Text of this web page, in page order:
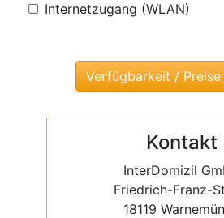
Internetzugang (WLAN)
Kontakt
InterDomizil
Friedrich-Franz-
18119